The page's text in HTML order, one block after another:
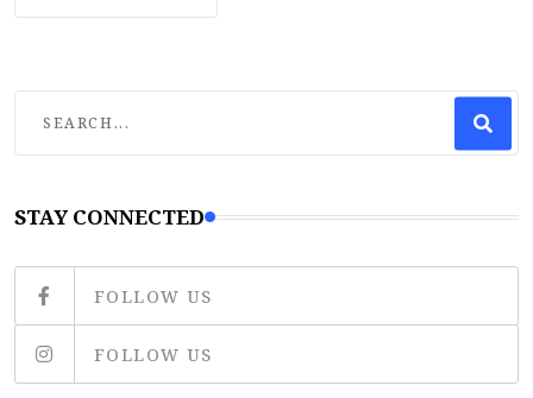
STAY CONNECTED
FOLLOW US
FOLLOW US